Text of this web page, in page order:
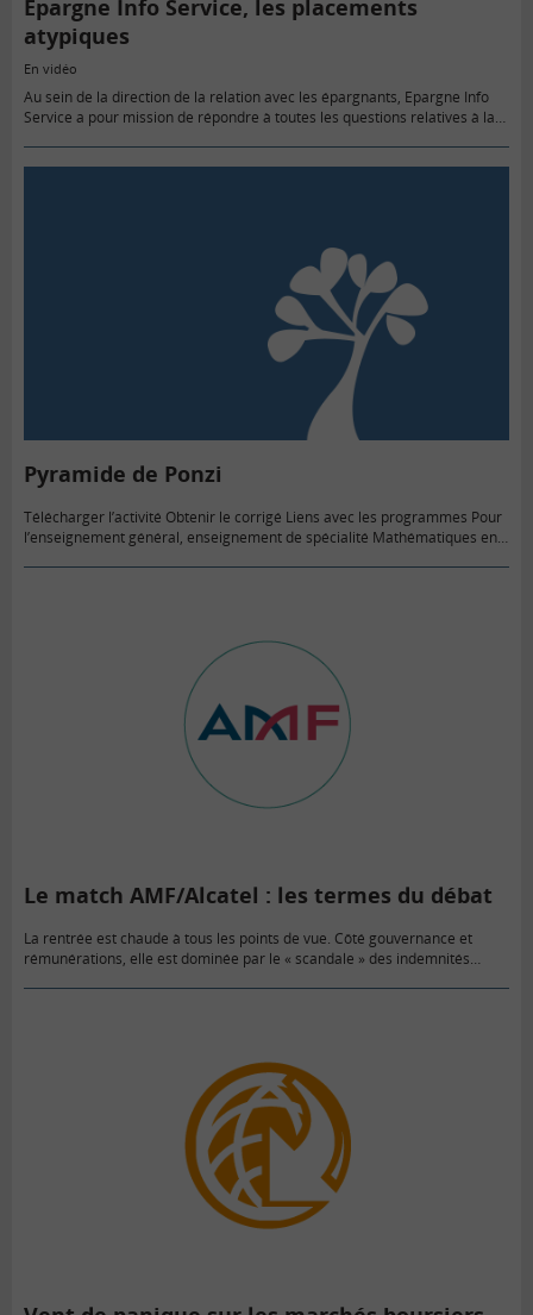
Epargne Info Service, les placements
atypiques
En vidéo
Au sein de la direction de la relation avec les épargnants, Epargne Info
Service a pour mission de répondre à toutes les questions relatives à la
Pyramide de Ponzi
Télécharger l’activité Obtenir le corrigé Liens avec les programmes Pour
l’enseignement général, enseignement de spécialité Mathématiques en
Le match AMF/Alcatel : les termes du débat
La rentrée est chaude à tous les points de vue. Côté gouvernance et
rémunérations, elle est dominée par le « scandale » des indemnités